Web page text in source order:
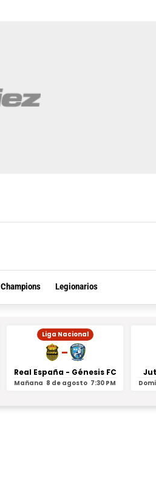
Champions Legionarios
Liga Nacional
-
Real España - Génesis FC
Mañana 8 de agosto 7:30 PM